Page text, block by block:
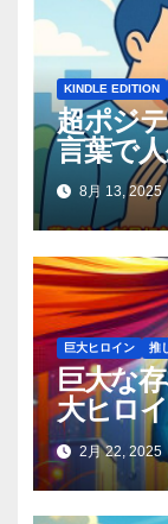
KINDLE EDITION
超ポジ
言葉で
8月 13, 2025
巨大ヒロイン 推
巨大な
大ヒロ
2月 22, 2025